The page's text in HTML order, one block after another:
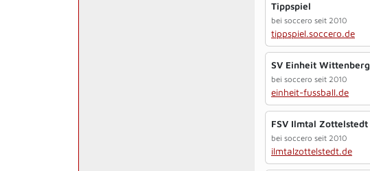
Tippspiel
bei soccero seit 2010
tippspiel.soccero.de
SV Einheit Wittenberg
bei soccero seit 2010
einheit-fussball.de
FSV Ilmtal Zottelstedt
bei soccero seit 2010
ilmtalzottelstedt.de